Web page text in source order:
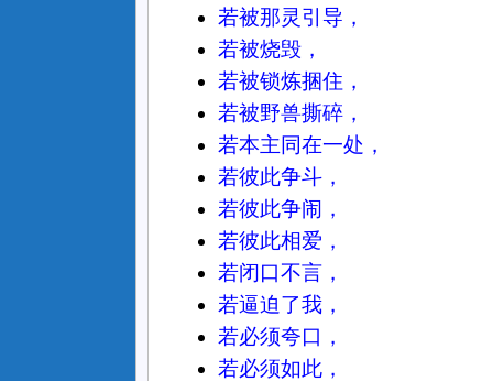
若被那灵引导，
若被烧毁，
若被锁炼捆住，
若被野兽撕碎，
若本主同在一处，
若彼此争斗，
若彼此争闹，
若彼此相爱，
若闭口不言，
若逼迫了我，
若必须夸口，
若必须如此，